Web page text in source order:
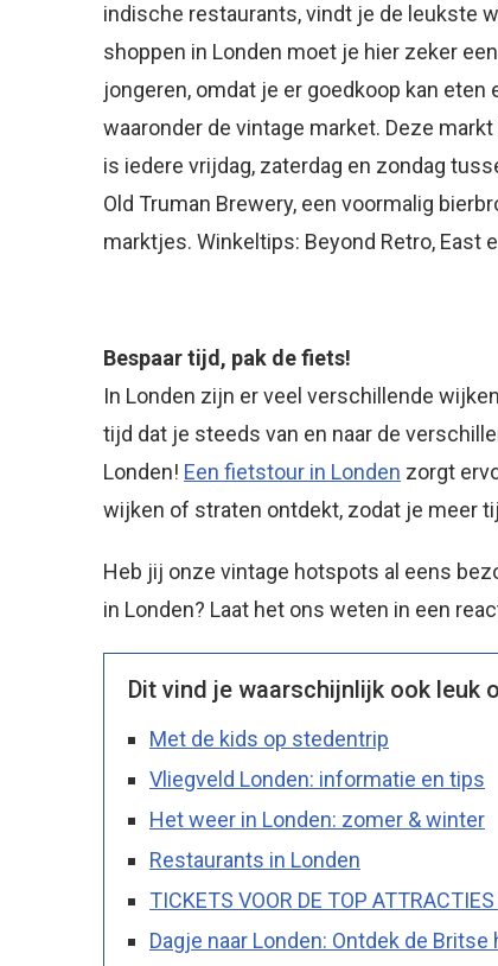
indische restaurants, vindt je de leukste
shoppen in Londen moet je hier zeker
jongeren, omdat je er goedkoop kan
waaronder de vintage market. Deze
is iedere vrijdag, zaterdag en zondag
Old Truman Brewery, een voormalig
marktjes. Winkeltips: Beyond Retro, East
Bespaar tijd, pak de fiets!
In Londen zijn er veel verschillende
tijd dat je steeds van en naar de
Londen! Een fietstour in Londen zorgt
wijken of straten ontdekt, zodat je meer
Heb jij onze vintage hotspots al eens
in Londen? Laat het ons weten in een
Dit vind je waarschijnlijk ook leuk
Met de kids op stedentrip
Vliegveld Londen: informatie en tips
Het weer in Londen: zomer & winter
Restaurants in Londen
TICKETS VOOR DE TOP
Dagje naar Londen: Ontdek de